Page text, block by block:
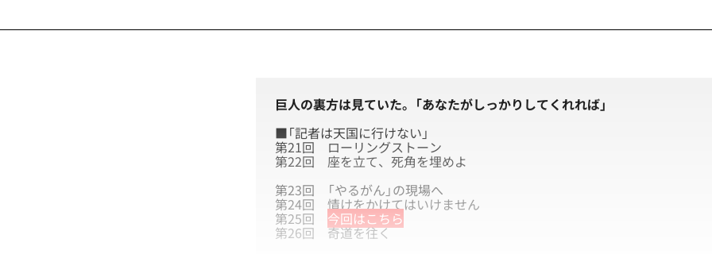
巨人の裏方は見ていた。「あなたがしっかりしてくれれば」
■「記者は天国に行けない」
第21回 ローリングストーン
第22回 座を立て、死角を埋めよ
第23回
「やるがん」の現場へ
第24回 情けをかけてはいけません
第25回 今回はこちら
第26回 奇道を往く